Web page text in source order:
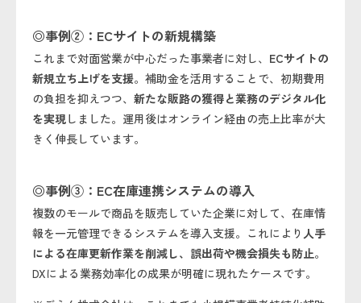
◎事例②：ECサイトの新規構築
これまで対面営業が中心だった事業者に対し、 ECサイトの
新規立ち上げを支援。補助金を活用することで、初期費用
の負担を抑えつつ、 新たな販路の獲得と業務のデジタル化
を実現しました。運用後はオンライン経由の売上比率が大
きく伸長しています。
◎事例③：EC在庫連携システムの導入
複数のモールで商品を販売していた企業に対して、在庫情
報を一元管理できるシステムを導入支援。これにより 人手
による在庫更新作業を削減し、誤出荷や機会損失も防止。
DXによる業務効率化の成果が明確に現れたケースです。